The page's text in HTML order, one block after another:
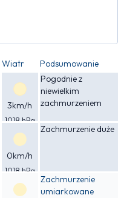
Wiatr Podsumowanie
3km/h
1018 hPa
Pogodnie z
niewielkim
zachmurzeniem
0km/h
1018 hPa
Zachmurzenie duże
Zachmurzenie
umiarkowane